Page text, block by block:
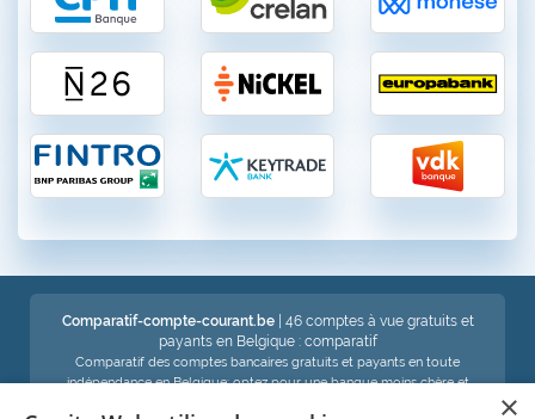
Comparatif-compte-courant.be| 46 comptes à vue gratuits et
payants en Belgique : comparatif
Comparatif des comptes bancaires gratuits et payants en toute
indépendance en Belgique: optez pour une banque moins chère et
×